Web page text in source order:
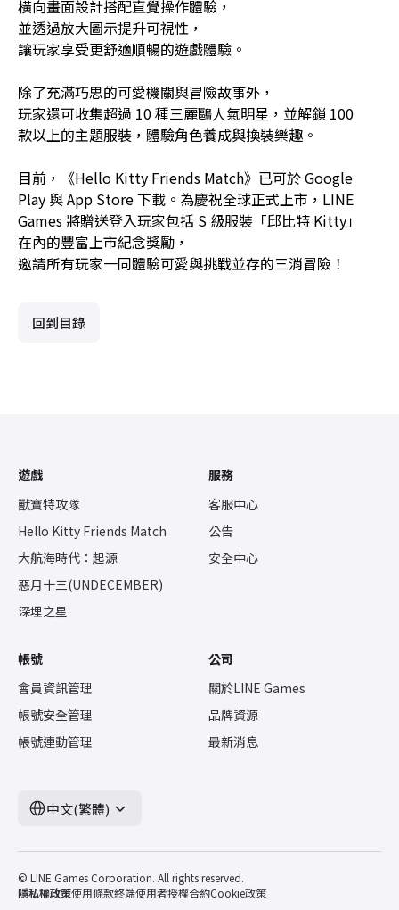
橫向畫面設計搭配直覺操作體驗，
並透過放大圖示提升可視性，
讓玩家享受更舒適順暢的遊戲體驗。
除了充滿巧思的可愛機關與冒險故事外，
玩家還可收集超過 10 種三麗鷗人氣明星，並解鎖 100
款以上的主題服裝，體驗角色養成與換裝樂趣。
目前，《Hello Kitty Friends Match》已可於 Google
Play 與 App Store 下載。為慶祝全球正式上市，LINE
Games 將贈送登入玩家包括 S 級服裝「邱比特 Kitty」
在內的豐富上市紀念獎勵，
邀請所有玩家一同體驗可愛與挑戰並存的三消冒險！
回到目錄
遊戲
獸寶特攻隊
Hello Kitty Friends Match
大航海時代：起源
惡月十三(UNDECEMBER)
深埋之星
服務
客服中心
公告
安全中心
帳號
會員資訊管理
帳號安全管理
帳號連動管理
公司
關於LINE Games
品牌資源
最新消息
中文(繁體)
© LINE Games Corporation. All rights reserved.
隱私權政策使用條款終端使用者授權合約Cookie政策